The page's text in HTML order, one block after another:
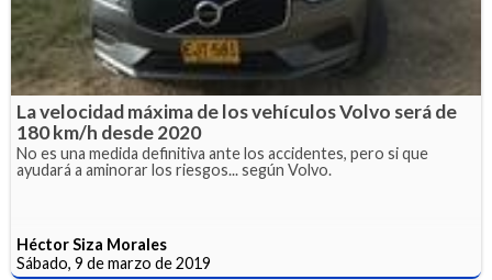
La velocidad máxima de los vehículos Volvo será de
180 km/h desde 2020
No es una medida definitiva ante los accidentes, pero si que
ayudará a aminorar los riesgos... según Volvo.
Héctor Siza Morales
Sábado, 9 de marzo de 2019